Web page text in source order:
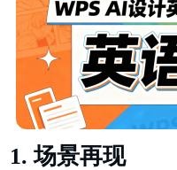
场景再现